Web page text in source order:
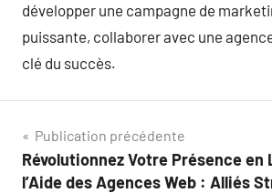
développer une campagne de
puissante, collaborer avec une
clé du succès.
Navigation
de
Publication précédente
Révolutionnez Votre Présence en
l’Aide des Agences Web : Alliés